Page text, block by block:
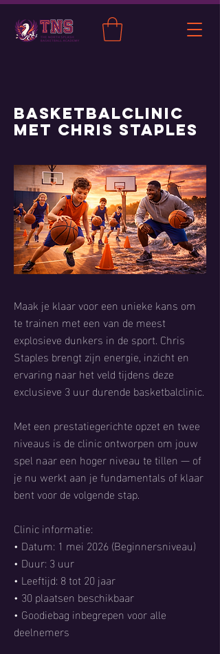
Basketbalclinic
met Chris Staples
Maak je klaar voor een unieke kans om
te trainen met een van de meest
explosieve dunkers in de sport. Chris
Staples brengt zijn energie, inzicht en
ervaring naar het veld tijdens deze
exclusieve 3 uur durende basketbalclinic.
Met een prestatiegerichte opzet en twee
niveaus is de clinic ontworpen om jouw
spel naar een hoger niveau te tillen — of
je nu werkt aan je fundamentals of klaar
bent voor de volgende stap.
Clinic informatie:
• Datum: 1 mei 2026 (Beginnersniveau)
• Duur: 3 uur
• Leeftijd: 8 tot 20 jaar
• 30 plaatsen beschikbaar
• Goodiebag inbegrepen voor alle
deelnemers